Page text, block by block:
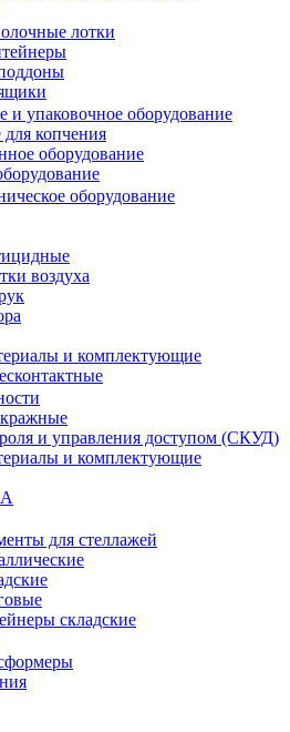
лотки
и упаковочное оборудование
копчения
оборудование
оборудование
воздуха
и комплектующие
и управления доступом (СКУД)
и комплектующие
для стеллажей
складские